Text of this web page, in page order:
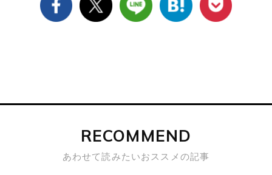
RECOMMEND
あわせて読みたいおススメの記事